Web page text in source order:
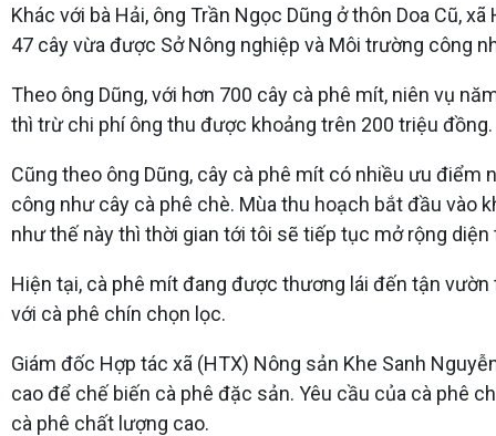
Khác với bà Hải, ông Trần Ngọc Dũng ở thôn Doa Cũ,
47 cây vừa được Sở Nông nghiệp và Môi trường công
Theo ông Dũng, với hơn 700 cây cà phê mít, niên vụ
thì trừ chi phí ông thu được khoảng trên 200 triệu đồng.
Cũng theo ông Dũng, cây cà phê mít có nhiều ưu
công như cây cà phê chè. Mùa thu hoạch bắt đầu vào
như thế này thì thời gian tới tôi sẽ tiếp tục mở rộng diện
Hiện tại, cà phê mít đang được thương lái đến tận
với cà phê chín chọn lọc.
Giám đốc Hợp tác xã (HTX) Nông sản Khe Sanh
cao để chế biến cà phê đặc sản. Yêu cầu của cà phê
cà phê chất lượng cao.